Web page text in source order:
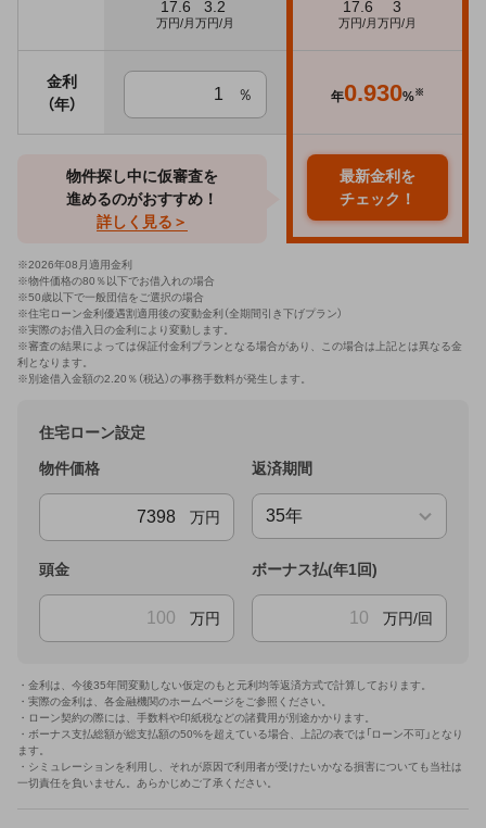
金利
（年）
17.6
万円/月
3.2
万円/月
％
17.6
万円/月
3
万円/月
年0.930%※
最新金利を
チェック！
物件探し中に仮審査を
進めるのがおすすめ！
詳しく見る＞
※2026年08月適用金利
※物件価格の80％以下でお借入れの場合
※50歳以下で一般団信をご選択の場合
※住宅ローン金利優遇割適用後の変動金利（全期間引き下げプラン）
※実際のお借入日の金利により変動します。
※審査の結果によっては保証付金利プランとなる場合があり、この場合は上記とは異なる金
利となります。
※別途借入金額の2.20％（税込）の事務手数料が発生します。
住宅ローン設定
物件価格
万円
返済期間
頭金
万円
ボーナス払(年1回)
万円/回
・金利は、今後35年間変動しない仮定のもと元利均等返済方式で計算しております。
・実際の金利は、各金融機関のホームページをご参照ください。
・ローン契約の際には、手数料や印紙税などの諸費用が別途かかります。
・ボーナス支払総額が総支払額の50%を超えている場合、上記の表では「ローン不可」となり
ます。
・シミュレーションを利用し、それが原因で利用者が受けたいかなる損害についても当社は
一切責任を負いません。あらかじめご了承ください。